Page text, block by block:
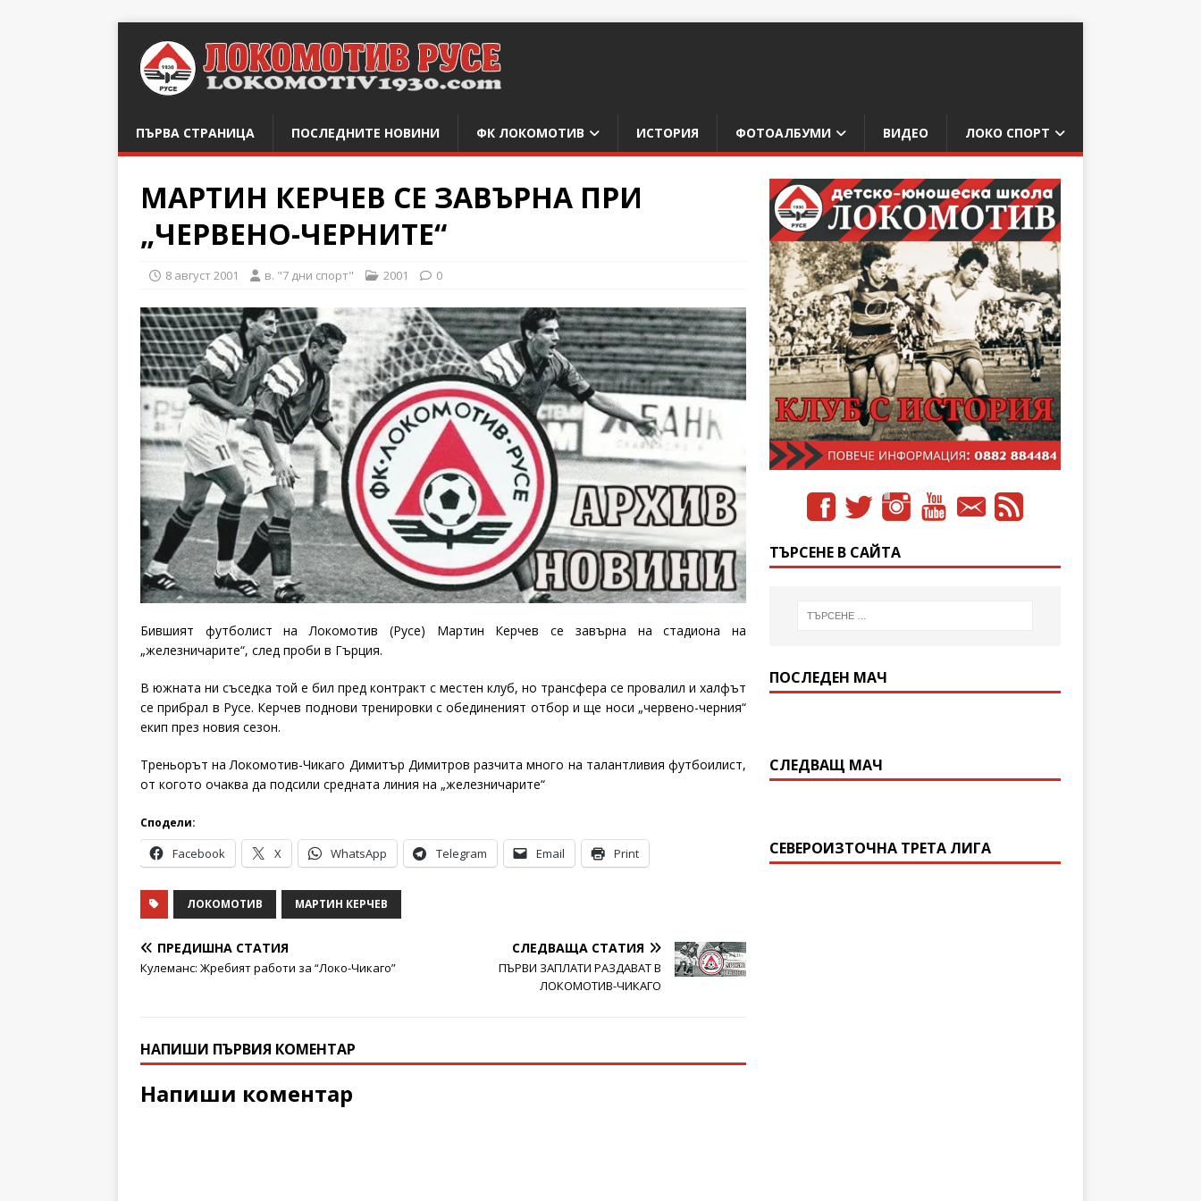
ПЪРВА СТРАНИЦА ПОСЛЕДНИТЕ НОВИНИ ФК ЛОКОМОТИВ ИСТОРИЯ ФОТОАЛБУМИ ВИДЕО ЛОКО СПОРТ
МАРТИН КЕРЧЕВ СЕ ЗАВЪРНА ПРИ
„ЧЕРВЕНО-ЧЕРНИТЕ“
8 август 2001 в. "7 дни спорт" 2001 0
Бившият футболист на Локомотив (Русе) Мартин Керчев се завърна на стадиона на
„железничарите“, след проби в Гърция.
В южната ни съседка той е бил пред контракт с местен клуб, но трансфера се провалил и халфът
се прибрал в Русе. Керчев поднови тренировки с обединеният отбор и ще носи „червено-черния“
екип през новия сезон.
Треньорът на Локомотив-Чикаго Димитър Димитров разчита много на талантливия футбоилист,
от когото очаква да подсили средната линия на „железничарите“
Сподели:
Facebook X WhatsApp Telegram Email Print
ЛОКОМОТИВ МАРТИН КЕРЧЕВ
ПРЕДИШНА СТАТИЯ
Кулеманс: Жребият работи за “Локо-Чикаго”
СЛЕДВАЩА СТАТИЯ
ПЪРВИ ЗАПЛАТИ РАЗДАВАТ В
ЛОКОМОТИВ-ЧИКАГО
НАПИШИ ПЪРВИЯ КОМЕНТАР
Напиши коментар
ТЪРСЕНЕ В САЙТА
ПОСЛЕДЕН МАЧ
СЛЕДВАЩ МАЧ
СЕВЕРОИЗТОЧНА ТРЕТА ЛИГА